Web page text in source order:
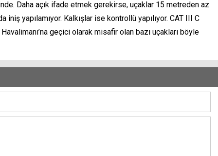
Daha açık ifade etmek gerekirse, uçaklar 15 metreden az
yapılamıyor. Kalkışlar ise kontrollü yapılıyor. CAT III C
geçici olarak misafir olan bazı uçakları böyle